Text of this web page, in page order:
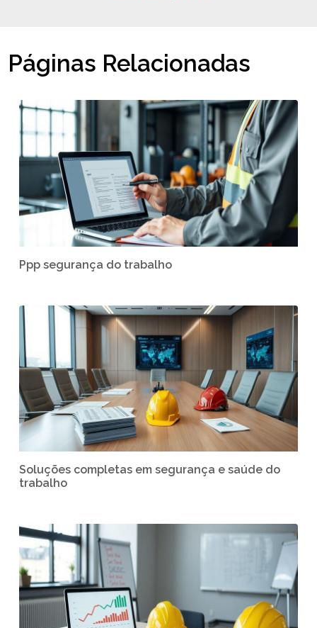
Páginas Relacionadas
Ppp segurança do trabalho
Soluções completas em segurança e saúde do
trabalho